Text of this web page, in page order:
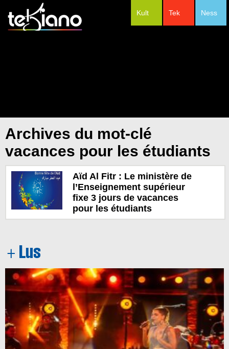
Ness
Tek
Kult
Archives du mot-clé
vacances pour les étudiants
Aïd Al Fitr : Le ministère de
l’Enseignement supérieur
fixe 3 jours de vacances
pour les étudiants